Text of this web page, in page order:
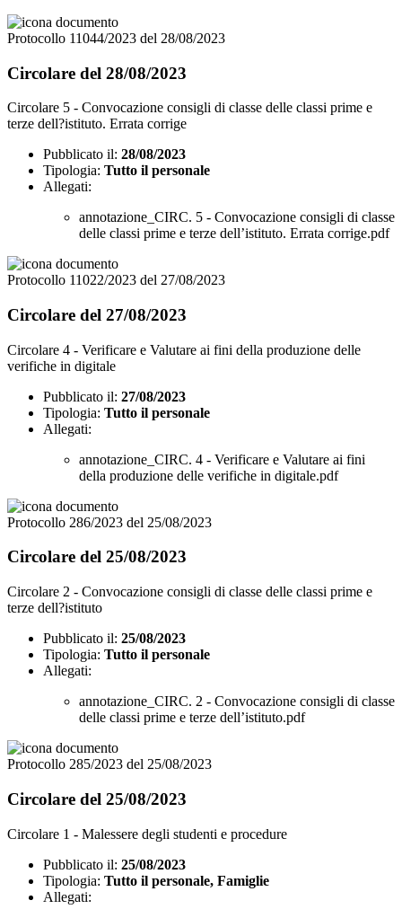
Protocollo 11044/2023 del 28/08/2023
Circolare del 28/08/2023
Circolare 5 - Convocazione consigli di classe delle classi prime e
terze dell?istituto. Errata corrige
Pubblicato il: 28/08/2023
Tipologia: Tutto il personale
Allegati:
annotazione_CIRC. 5 - Convocazione consigli di classe
delle classi prime e terze dell’istituto. Errata corrige.pdf
Protocollo 11022/2023 del 27/08/2023
Circolare del 27/08/2023
Circolare 4 - Verificare e Valutare ai fini della produzione delle
verifiche in digitale
Pubblicato il: 27/08/2023
Tipologia: Tutto il personale
Allegati:
annotazione_CIRC. 4 - Verificare e Valutare ai fini
della produzione delle verifiche in digitale.pdf
Protocollo 286/2023 del 25/08/2023
Circolare del 25/08/2023
Circolare 2 - Convocazione consigli di classe delle classi prime e
terze dell?istituto
Pubblicato il: 25/08/2023
Tipologia: Tutto il personale
Allegati:
annotazione_CIRC. 2 - Convocazione consigli di classe
delle classi prime e terze dell’istituto.pdf
Protocollo 285/2023 del 25/08/2023
Circolare del 25/08/2023
Circolare 1 - Malessere degli studenti e procedure
Pubblicato il: 25/08/2023
Tipologia: Tutto il personale, Famiglie
Allegati: